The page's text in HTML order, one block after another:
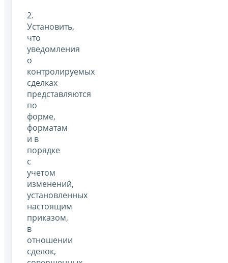
2.
Установить,
что
уведомления
о
контролируемых
сделках
представляются
по
форме,
форматам
и в
порядке
с
учетом
изменений,
установленных
настоящим
приказом,
в
отношении
сделок,